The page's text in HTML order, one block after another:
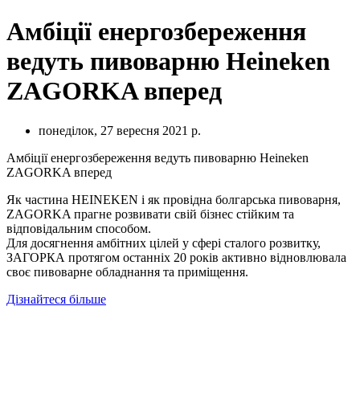
Амбіції енергозбереження
ведуть пивоварню Heineken
ZAGORKA вперед
понеділок, 27 вересня 2021 р.
Амбіції енергозбереження ведуть пивоварню Heineken
ZAGORKA вперед
Як частина HEINEKEN і як провідна болгарська пивоварня,
ZAGORKA прагне розвивати свій бізнес стійким та
відповідальним способом.
Для досягнення амбітних цілей у сфері сталого розвитку,
ЗАГОРКА протягом останніх 20 років активно відновлювала
своє пивоварне обладнання та приміщення.
Дізнайтеся більше